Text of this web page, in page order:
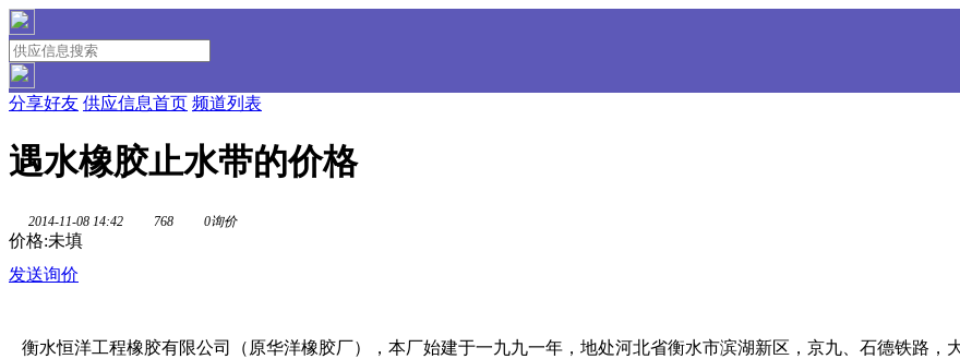
分享好友 供应信息首页 频道列表
遇水橡胶止水带的价格
2014-11-08 14:42 768 0询价
价格:未填
发送询价
衡水恒洋工程橡胶有限公司（原华洋橡胶厂），本厂始建于一九九一年，地处河北省衡水市滨湖新区，京九、石德铁路，